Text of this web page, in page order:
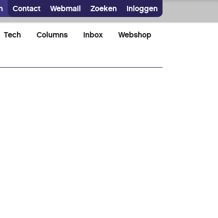
Contact Webmail Zoeken Inloggen
Tech Columns Inbox Webshop